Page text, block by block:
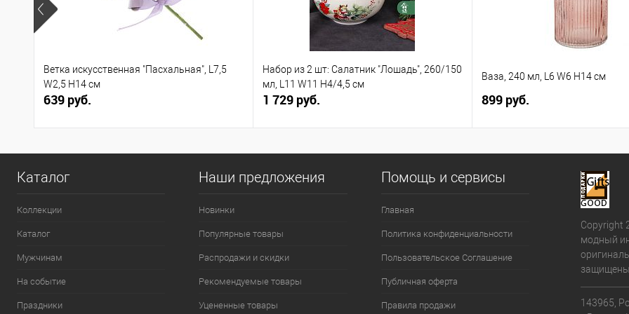
Ветка искусственная "Пасхальная", L7,5
W2,5 H14 см
639 руб.
Набор из 2 шт: Салатник "Лошадь", 260/150
мл, L11 W11 H4/4,5 см
1 729 руб.
Ваза, 240 мл, L6 W6 H14 см
899 руб.
Каталог
Коллекции
Каталог
Мужчинам
На событие
Праздники
Наши предложения
Новинки
Популярные товары
Распродажи и скидки
Рекомендуемые товары
Уцененные товары
Помощь и сервисы
Главная
Политика конфиденциальности
Пользовательское Соглашение
Публичная оферта
Правила продажи
Copyright
модный
143965,